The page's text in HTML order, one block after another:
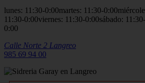
lunes: 11:30-0:00martes: 11:30-
11:30-0:00viernes: 11:30-0:00sábado:
0:00
Calle Norte 2 Langreo
985 69 94 00